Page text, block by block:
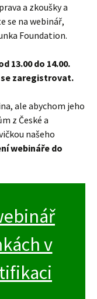
a zkoušky a
se na webinář,
Foundation.
13.00 do 14.00.
se zaregistrovat.
ale abychom jeho
z České a
našeho
webináře do
v